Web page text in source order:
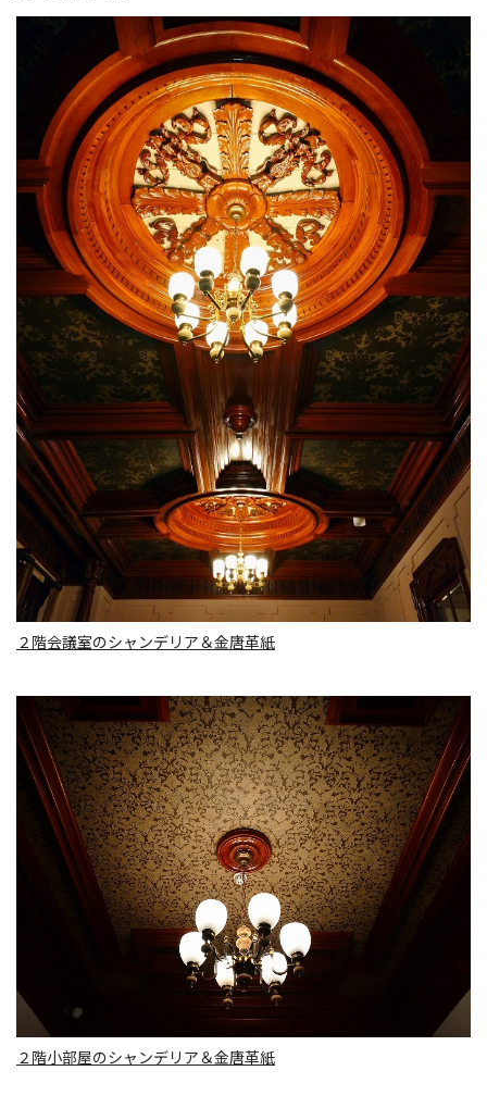
２階会議室のシャンデリア＆金唐革紙
２階小部屋のシャンデリア＆金唐革紙